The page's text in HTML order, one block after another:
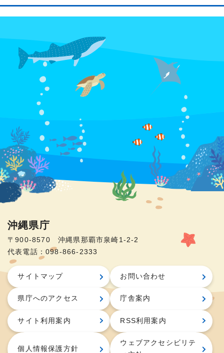
沖縄県庁
〒900-8570 沖縄県那覇市泉崎1-2-2
代表電話：098-866-2333
サイトマップ お問い合わせ
県庁へのアクセス 庁舎案内
サイト利用案内 RSS利用案内
個人情報保護方針
ウェブアクセシビリテ